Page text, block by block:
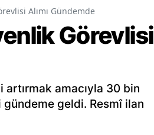
Alımı Gündemde
Görevlisi
amacıyla 30 bin
geldi. Resmî ilan